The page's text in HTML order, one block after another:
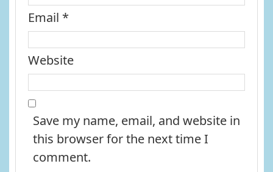
Email *
Website
Save my name, email, and website in
this browser for the next time I
comment.